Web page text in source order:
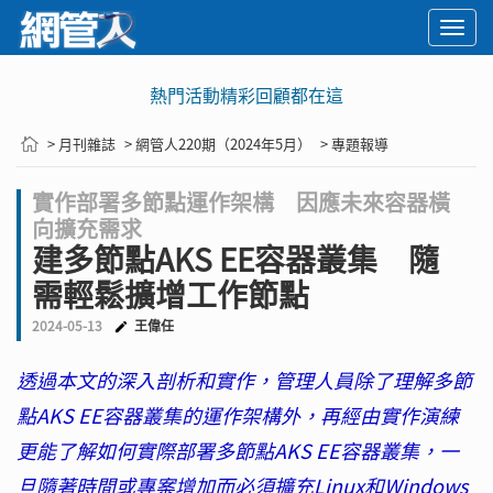
熱門活動精彩回顧都在這
> 月刊雜誌 > 網管人220期（2024年5月） > 專題報導
實作部署多節點運作架構 因應未來容器橫
向擴充需求
建多節點AKS EE容器叢集 隨
需輕鬆擴增工作節點
2024-05-13 王偉任
透過本文的深入剖析和實作，管理人員除了理解多節
點AKS EE容器叢集的運作架構外，再經由實作演練
更能了解如何實際部署多節點AKS EE容器叢集，一
旦隨著時間或專案增加而必須擴充Linux和Windows